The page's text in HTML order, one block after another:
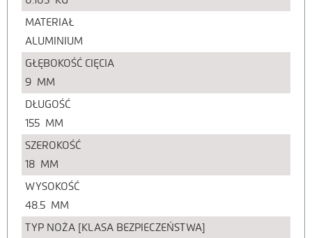
MATERIAŁ
ALUMINIUM
GŁĘBOKOŚĆ CIĘCIA
9 MM
DŁUGOŚĆ
155 MM
SZEROKOŚĆ
18 MM
WYSOKOŚĆ
48.5 MM
TYP NOŻA [KLASA BEZPIECZEŃSTWA]